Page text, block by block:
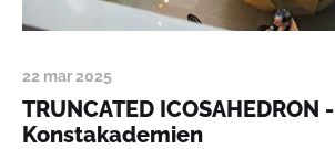
22 mar 2025
TRUNCATED ICOSAHEDRON -
Konstakademien